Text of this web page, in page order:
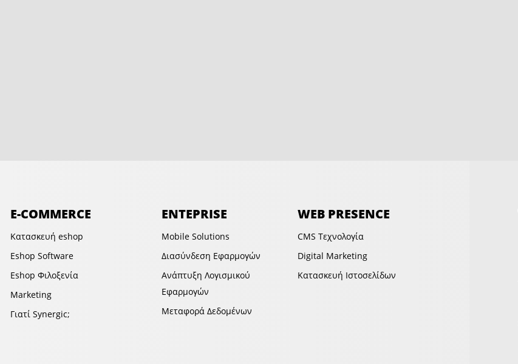
E-COMMERCE
Κατασκευή eshop
Eshop Software
Eshop Φιλοξενία
Marketing
Γιατί Synergic;
ENTEPRISE
Mobile Solutions
Διασύνδεση Εφαρμογών
Ανάπτυξη Λογισμικού
Εφαρμογών
Mεταφορά Δεδομένων
WEB PRESENCE
CMS Tεχνολογία
Digital Marketing
Κατασκευή Ιστοσελίδων